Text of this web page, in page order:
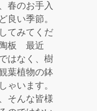
春のお手入
良い季節。
てみてくだ
陶板 最近
はなく、樹
葉植物の鉢
ゃいます。
そんな皆様